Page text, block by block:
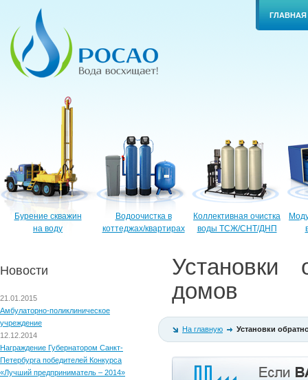
ГЛАВНАЯ
Бурение скважин
на воду
Водоочистка в
коттеджах/квартирах
Коллективная очистка
воды ТСЖ/СНТ/ДНП
Новости
21.01.2015
Амбулаторно-поликлиническое
учреждение
12.12.2014
Награждение Губернатором Санкт-
Петербурга победителей Конкурса
«Лучший предприниматель – 2014»
Установки
домов
На главную Установки